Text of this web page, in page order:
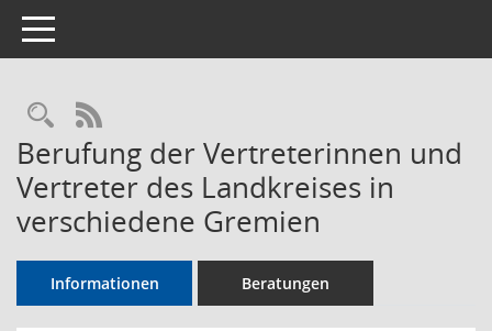
Toggle navigation
Rechercheauswahl
RSS-Feed
Berufung der Vertreterinnen und
Vertreter des Landkreises in
verschiedene Gremien
Informationen Beratungen